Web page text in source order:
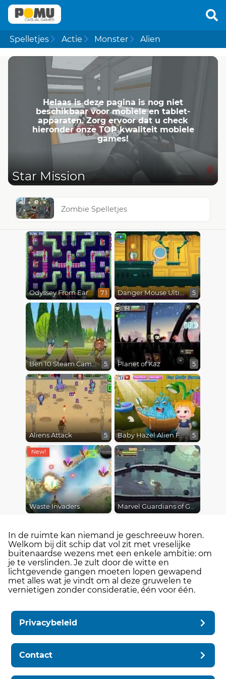
Spelletjes Actie Monster Alien
Helaas is deze pagina is nog niet
beschikbaar voor mobiele en tablet-
apparaten. Zorg ervoor dat u check
hieronder onze TOP kwaliteit mobiele
games!
Star Mission
Zombie Spelletjes
Odyssey From Earth To Space 7.1 Danger Mouse Ultimate 5
Ben 10 Steam Camp 5 Planet of Kaz 5
Aliens Attack 5 Baby Hazel Alien Friend 5
Waste Invaders Marvel Guardians of Galaxy
In de ruimte kan niemand je geschreeuw horen.
Welkom bij dit schip dat vol zit met vreselijke
buitenaardse wezens met een enkele ambitie: om
je te verslinden. Je zult door de witte en
lichtgevende gangen moeten lopen gewapend
met alles wat je vindt om al deze gruwelen te
vernietigen zonder consideratie, één voor één.
Privacybeleid
Contact